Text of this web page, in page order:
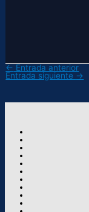
← Entrada anterior
Entrada siguiente →